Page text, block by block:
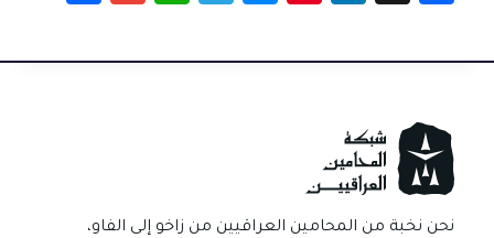
e
o
ok
e
er
se
gr
at
ail
ar
نحن نخبة من المحامين العراقيين من زاخو إلى الفاو،